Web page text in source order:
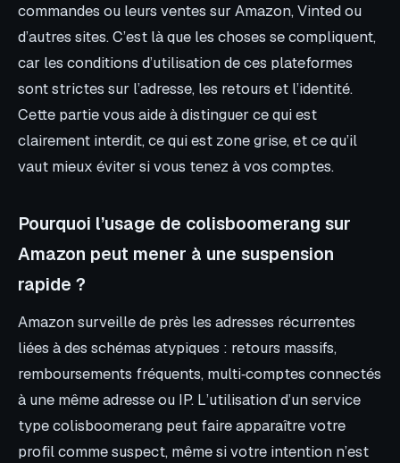
commandes ou leurs ventes sur Amazon, Vinted ou
d’autres sites. C’est là que les choses se compliquent,
car les conditions d’utilisation de ces plateformes
sont strictes sur l’adresse, les retours et l’identité.
Cette partie vous aide à distinguer ce qui est
clairement interdit, ce qui est zone grise, et ce qu’il
vaut mieux éviter si vous tenez à vos comptes.
Pourquoi l’usage de colisboomerang sur
Amazon peut mener à une suspension
rapide ?
Amazon surveille de près les adresses récurrentes
liées à des schémas atypiques : retours massifs,
remboursements fréquents, multi‑comptes connectés
à une même adresse ou IP. L’utilisation d’un service
type colisboomerang peut faire apparaître votre
profil comme suspect, même si votre intention n’est